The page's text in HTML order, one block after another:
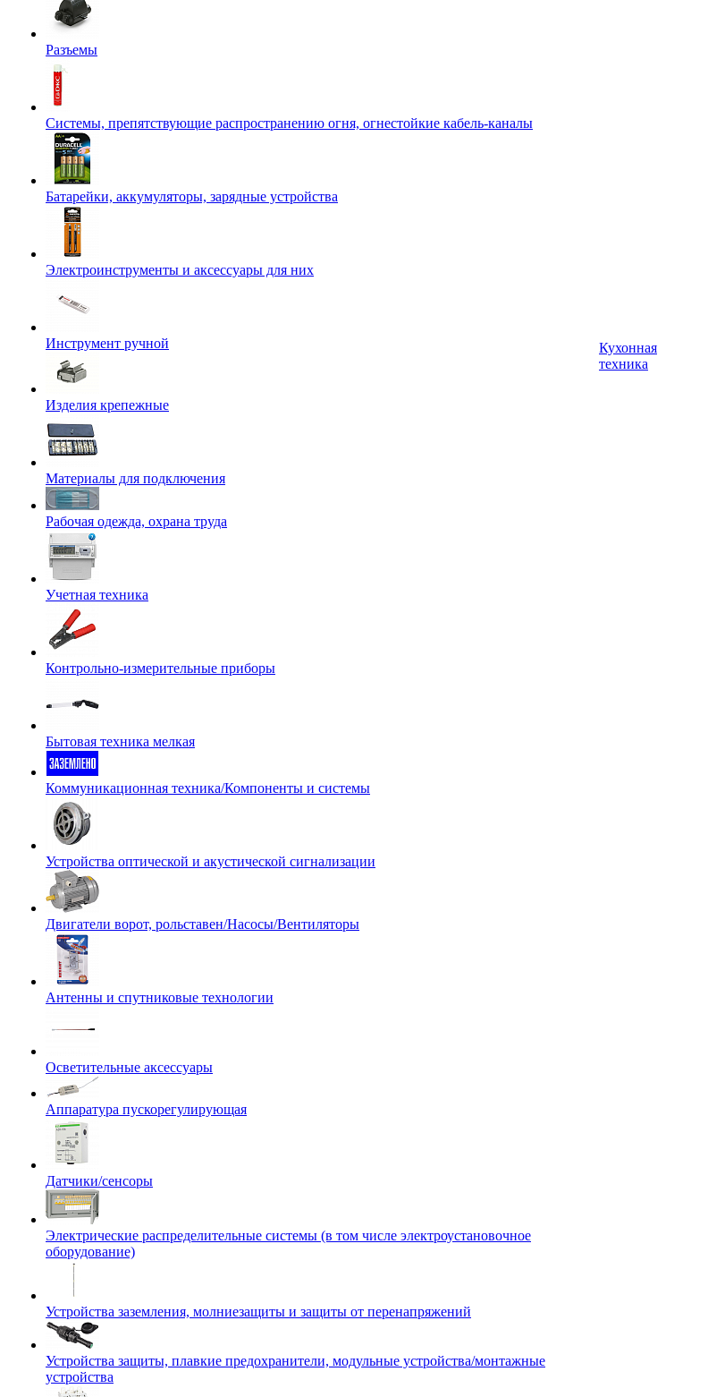
Разъемы
Системы, препятствующие распространению огня, огнестойкие кабель-каналы
Батарейки, аккумуляторы, зарядные устройства
Электроинструменты и аксессуары для них
Инструмент ручной
Изделия крепежные
Материалы для подключения
Рабочая одежда, охрана труда
Учетная техника
Контрольно-измерительные приборы
Бытовая техника мелкая
Коммуникационная техника/Компоненты и системы
Устройства оптической и акустической сигнализации
Двигатели ворот, рольставен/Насосы/Вентиляторы
Антенны и спутниковые технологии
Осветительные аксессуары
Аппаратура пускорегулирующая
Датчики/сенсоры
Электрические распределительные системы (в том числе электроустановочное
оборудование)
Устройства заземления, молниезащиты и защиты от перенапряжений
Устройства защиты, плавкие предохранители, модульные устройства/монтажные
устройства
Кухонная
техника